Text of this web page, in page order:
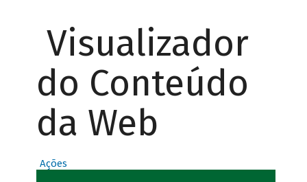
Visualizador
do Conteúdo
da Web
Ações